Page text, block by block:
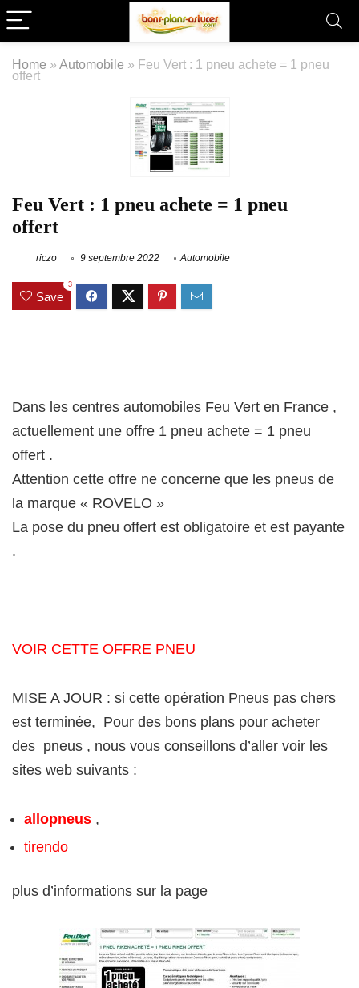
Home » Automobile » Feu Vert : 1 pneu achete = 1 pneu
offert
Feu Vert : 1 pneu achete = 1 pneu
offert
riczo 9 septembre 2022 Automobile
Save
3
Dans les centres automobiles Feu Vert en France ,
actuellement une offre 1 pneu achete = 1 pneu
offert .
Attention cette offre ne concerne que les pneus de
la marque « ROVELO »
La pose du pneu offert est obligatoire et est payante
.
VOIR CETTE OFFRE PNEU
MISE A JOUR : si cette opération Pneus pas chers
est terminée, Pour des bons plans pour acheter
des pneus , nous vous conseillons d’aller voir les
sites web suivants :
allopneus ,
tirendo
plus d’informations sur la page